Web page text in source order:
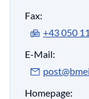
Fax:
+43 050
E-Mail:
Homepage: